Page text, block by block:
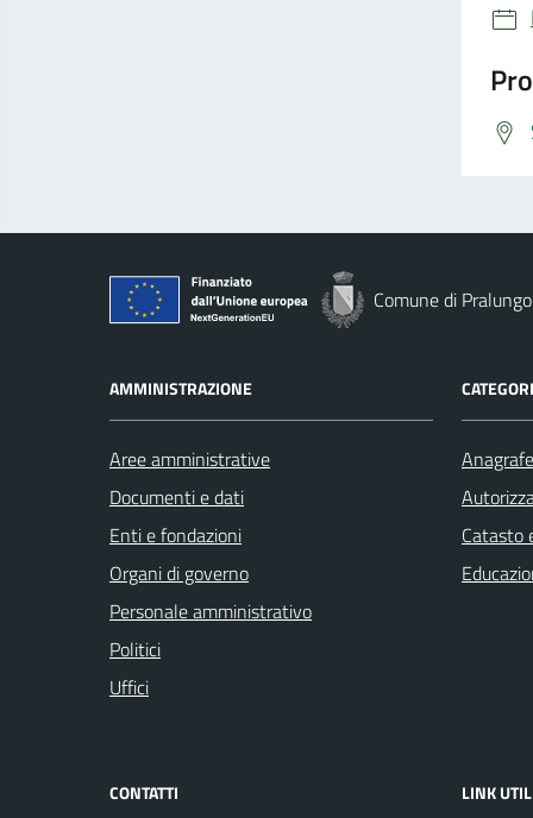
Comune di Pralungo
AMMINISTRAZIONE
Aree amministrative
Documenti e dati
Enti e fondazioni
Organi di governo
Personale amministrativo
Politici
Uffici
Catasto
CONTATTI LINK